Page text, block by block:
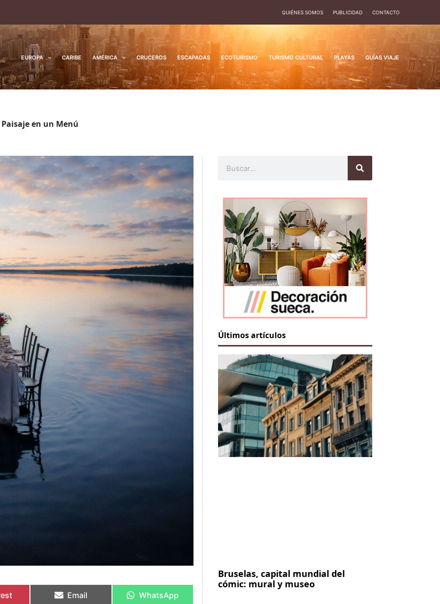
QUIÉNES SOMOS PUBLICIDAD CONTACTO
EUROPA CARIBE AMÉRICA CRUCEROS ESCAPADAS ECOTURISMO TURISMO CULTURAL PLAYAS GUÍAS VIAJE
en un Menú
en
Email
en
WhatsApp
en
en
Últimos artículos
Bruselas, capital mundial del
cómic: mural y museo